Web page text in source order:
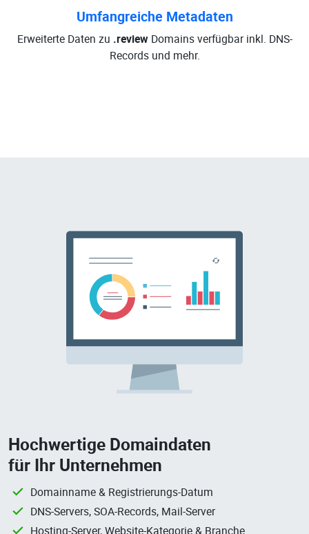
Umfangreiche Metadaten
Erweiterte Daten zu .reviewDomains verfügbar inkl. DNS-
Records und mehr.
Hochwertige Domaindaten
für Ihr Unternehmen
Domainname & Registrierungs-Datum
DNS-Servers, SOA-Records, Mail-Server
Hosting-Server, Website-Kategorie & Branche